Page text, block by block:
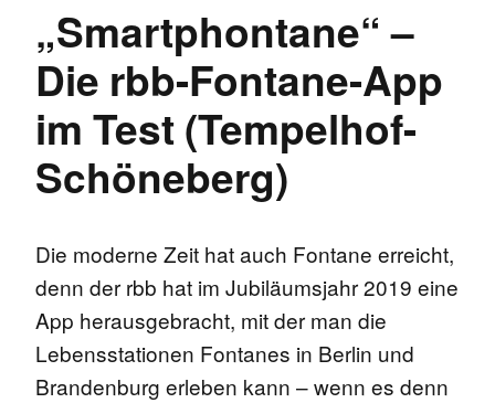
„Smartphontane“ –
Die rbb-Fontane-App
im Test (Tempelhof-
Schöneberg)
Die moderne Zeit hat auch Fontane erreicht,
denn der rbb hat im Jubiläumsjahr 2019 eine
App herausgebracht, mit der man die
Lebensstationen Fontanes in Berlin und
Brandenburg erleben kann – wenn es denn